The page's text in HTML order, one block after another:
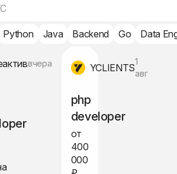
Python Java Backend Go Data
вчера YCLIENTS
1
авг
php
developer
от
400
000